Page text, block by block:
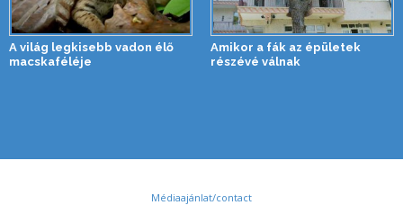
A világ legkisebb vadon élő
macskaféléje
Amikor a fák az épületek
részévé válnak
Médiaajánlat/contact